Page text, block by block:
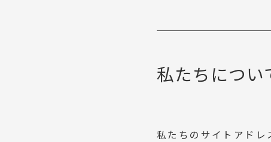
私たちについ
私たちのサイトアド